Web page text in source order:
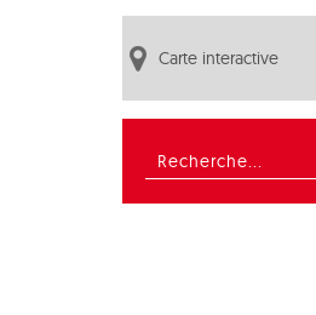
Carte interactive
Rechercher